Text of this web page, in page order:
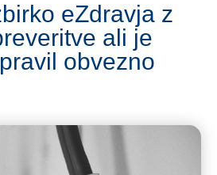
eZdravja z
ali je
obvezno